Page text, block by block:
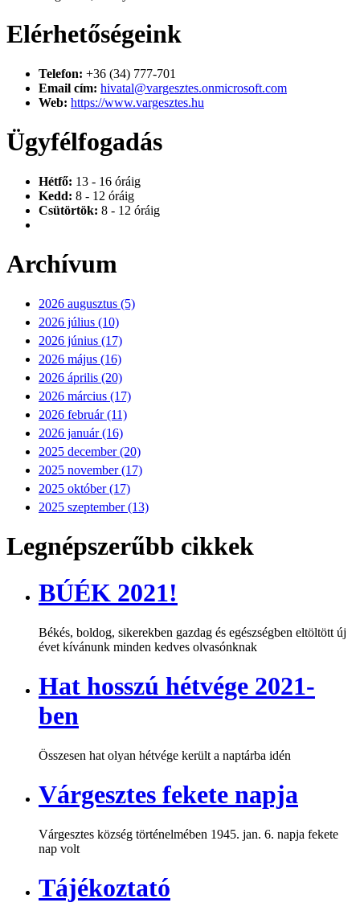
Elérhetőségeink
Telefon: +36 (34) 777-701
Email cím: hivatal@vargesztes.onmicrosoft.com
Web: https://www.vargesztes.hu
Ügyfélfogadás
Hétfő: 13 - 16 óráig
Kedd: 8 - 12 óráig
Csütörtök: 8 - 12 óráig
Archívum
2026 augusztus (5)
2026 július (10)
2026 június (17)
2026 május (16)
2026 április (20)
2026 március (17)
2026 február (11)
2026 január (16)
2025 december (20)
2025 november (17)
2025 október (17)
2025 szeptember (13)
Legnépszerűbb cikkek
BÚÉK 2021!
Békés, boldog, sikerekben gazdag és egészségben eltöltött új
évet kívánunk minden kedves olvasónknak
Hat hosszú hétvége 2021-
ben
Összesen hat olyan hétvége került a naptárba idén
Várgesztes fekete napja
Várgesztes község történelmében 1945. jan. 6. napja fekete
nap volt
Tájékoztató